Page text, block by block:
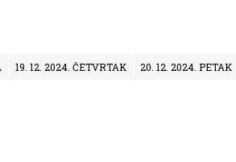
19. 12. 2024. ČETVRTAK 20. 12. 2024. PETAK